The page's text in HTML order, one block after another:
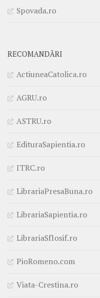
Spovada.ro
RECOMANDĂRI
ActiuneaCatolica.ro
AGRU.ro
ASTRU.ro
EdituraSapientia.ro
ITRC.ro
LibrariaPresaBuna.ro
LibrariaSapientia.ro
LibrariaSfIosif.ro
PioRomeno.com
Viata-Crestina.ro